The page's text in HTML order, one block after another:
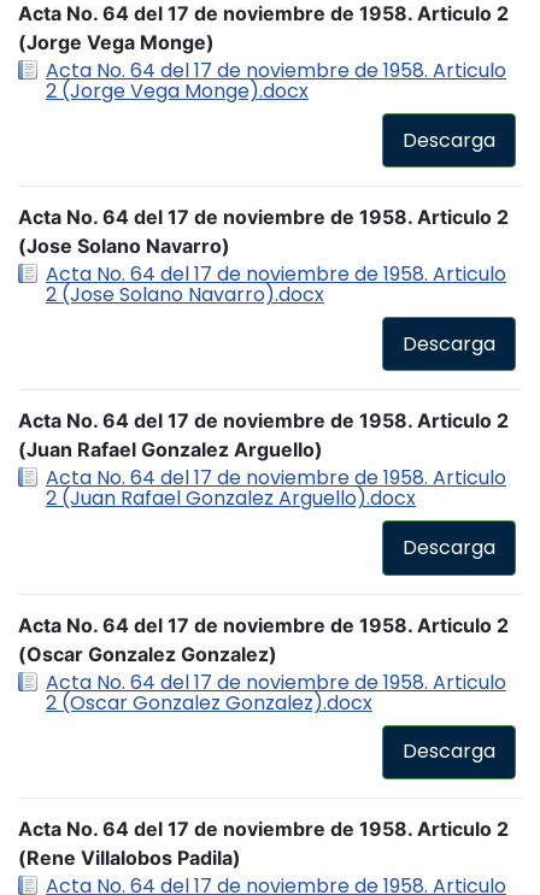
Acta No. 64 del 17 de noviembre de 1958. Articulo 2
(Jorge Vega Monge)
Acta No. 64 del 17 de noviembre de 1958. Articulo
2 (Jorge Vega Monge).docx
Descarga
Acta No. 64 del 17 de noviembre de 1958. Articulo 2
(Jose Solano Navarro)
Acta No. 64 del 17 de noviembre de 1958. Articulo
2 (Jose Solano Navarro).docx
Descarga
Acta No. 64 del 17 de noviembre de 1958. Articulo 2
(Juan Rafael Gonzalez Arguello)
Acta No. 64 del 17 de noviembre de 1958. Articulo
2 (Juan Rafael Gonzalez Arguello).docx
Descarga
Acta No. 64 del 17 de noviembre de 1958. Articulo 2
(Oscar Gonzalez Gonzalez)
Acta No. 64 del 17 de noviembre de 1958. Articulo
2 (Oscar Gonzalez Gonzalez).docx
Descarga
Acta No. 64 del 17 de noviembre de 1958. Articulo 2
(Rene Villalobos Padila)
Acta No. 64 del 17 de noviembre de 1958. Articulo